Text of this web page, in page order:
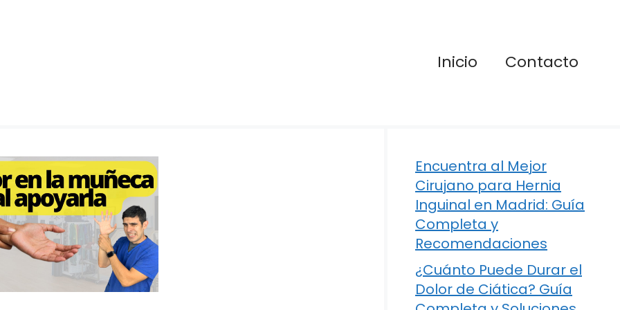
Inicio Contacto
Encuentra al Mejor
Cirujano para Hernia
Inguinal en Madrid: Guía
Completa y
Recomendaciones
¿Cuánto Puede Durar el
Dolor de Ciática? Guía